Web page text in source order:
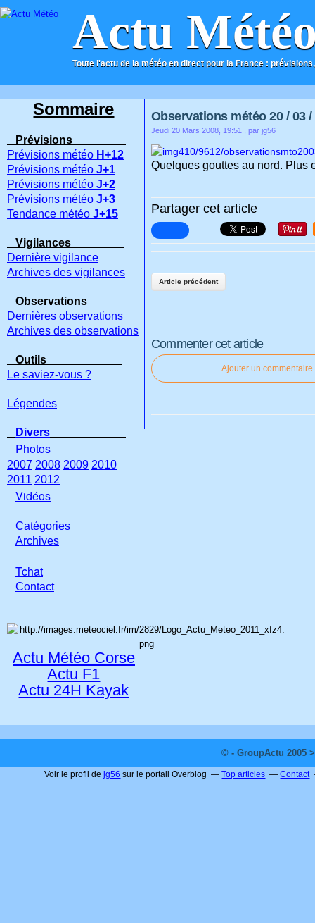
Actu
Toute l'actu de la météo en direct pour la France :
ACCUEIL CONTACT
Observations météo 20 / 03 /
Jeudi 20 Mars 2008, 19:51 , par jg56
Quelques gouttes au nord. Plus
Partager cet article
Article précédent
Commenter cet article
Ajouter un commentaire
Sommaire
Prévisions
Prévisions météo H+12
Prévisions météo J+1
Prévisions météo J+2
Prévisions météo J+3
Tendance météo J+15
Vigilances
Dernière vigilance
Archives des vigilances
Observations
Dernières observations
Archives des observations
Outils
Le saviez-vous ?
Légendes
Divers
Photos
2007 2008 2009 2010
2011 2012
Vidéos
Catégories
Archives
Tchat
Contact
Actu Météo Corse
Actu F1
Actu 24H Kayak
© - GroupActu 2005
Voir le profil dejg56 sur le portail Overblog Top articles Contact